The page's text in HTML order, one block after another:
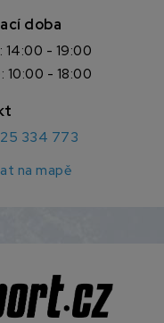
doba
14:00 - 19:00
10:00 - 18:00
334 773
na mapě